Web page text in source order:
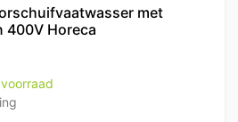
met
400V Horeca